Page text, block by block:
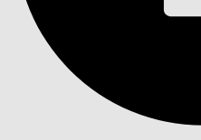
Índice de materias